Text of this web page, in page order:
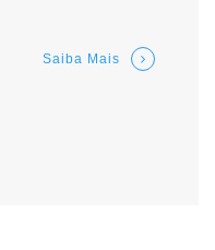
Saiba Mais